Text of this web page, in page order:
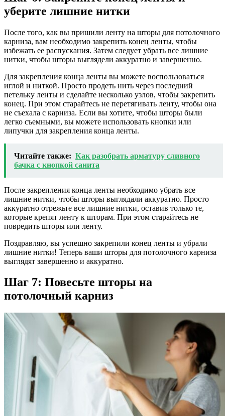
уберите лишние нитки
После того, как вы пришили ленту на шторы для потолочного
карниза, вам необходимо закрепить конец ленты, чтобы
избежать ее распускания. Затем следует убрать все лишние
нитки, чтобы шторы выглядели аккуратно и завершенно.
Для закрепления конца ленты вы можете воспользоваться
иглой и ниткой. Просто продеть нить через последний
петельку ленты и сделайте несколько узлов, чтобы закрепить
конец. При этом старайтесь не перетягивать ленту, чтобы она
не съехала с карниза. Если вы хотите, чтобы шторы были
легко съемными, вы можете использовать кнопки или
липучки для закрепления конца ленты.
Читайте также: Как разобрать арматуру сливного
бачка с кнопкой санита
После закрепления конца ленты необходимо убрать все
лишние нитки, чтобы шторы выглядали аккуратно. Просто
аккуратно отрежьте все лишние нитки, оставив только те,
которые крепят ленту к шторам. При этом старайтесь не
повредить шторы или ленту.
Поздравляю, вы успешно закрепили конец ленты и убрали
лишние нитки! Теперь ваши шторы для потолочного карниза
выглядят завершенно и аккуратно.
Шаг 7: Повесьте шторы на
потолочный карниз